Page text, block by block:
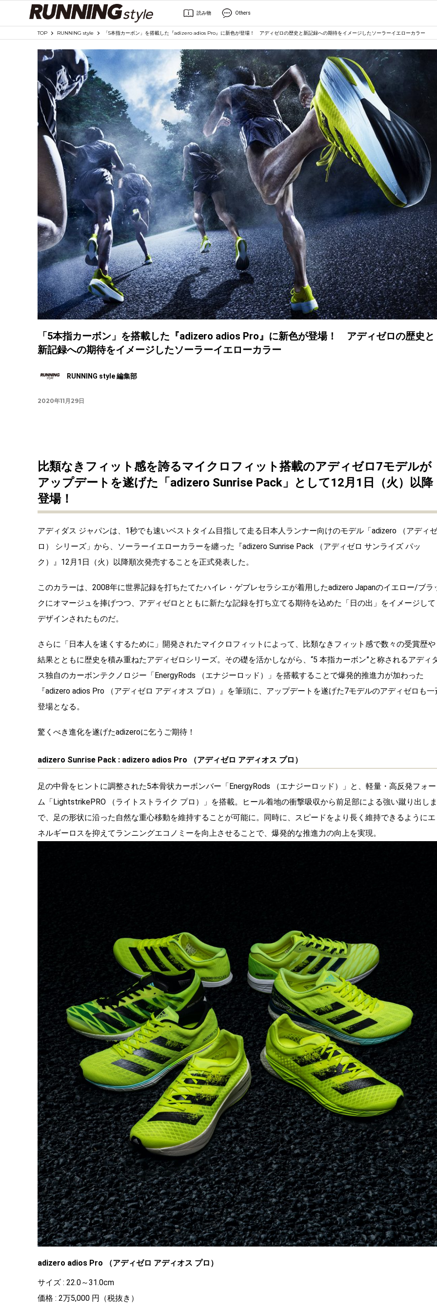
読み物 Others
TOP RUNNING style 「5本指カーボン」を搭載した『adizero adios Pro』に新色が登場！ アディゼロの歴史と新記録への期待をイメージしたソーラーイエローカラー
「5本指カーボン」を搭載した『adizero adios Pro』に新色が登場！ アディゼロの歴史と
新記録への期待をイメージしたソーラーイエローカラー
RUNNING style 編集部
2020年11月29日
比類なきフィット感を誇るマイクロフィット搭載のアディゼロ7モデルが
アップデートを遂げた「adizero Sunrise Pack」として12月1日（火）以降
登場！
アディダス ジャパンは、1秒でも速いベストタイム目指して走る日本人ランナー向けのモデル「adizero （アディゼ
ロ） シリーズ」から、ソーラーイエローカラーを纏った『adizero Sunrise Pack （アディゼロ サンライズ パッ
ク）』12月1日（火）以降順次発売することを正式発表した。
このカラーは、2008年に世界記録を打ちたてたハイレ・ゲブレセラシエが着用したadizero Japanのイエロー/ブラ
クにオマージュを捧げつつ、アディゼロとともに新たな記録を打ち立てる期待を込めた「日の出」をイメージして
デザインされたものだ。
さらに「日本人を速くするために」開発されたマイクロフィットによって、比類なきフィット感で数々の受賞歴や
結果とともに歴史を積み重ねたアディゼロシリーズ。その礎を活かしながら、“5 本指カーボン”と称されるアディ
ス独自のカーボンテクノロジー「EnergyRods （エナジーロッド）」を搭載することで爆発的推進力が加わった
『adizero adios Pro （アディゼロ アディオス プロ）』を筆頭に、アップデートを遂げた7モデルのアディゼロも一
登場となる。
驚くべき進化を遂げたadizeroに乞うご期待！
adizero Sunrise Pack : adizero adios Pro （アディゼロ アディオス プロ）
足の中骨をヒントに調整された5本骨状カーボンバー「EnergyRods （エナジーロッド）」と、軽量・高反発フォー
ム「LightstrikePRO （ライトストライク プロ）」を搭載。ヒール着地の衝撃吸収から前足部による強い蹴り出しま
で、足の形状に沿った自然な重心移動を維持することが可能に。同時に、スピードをより長く維持できるようにエ
ネルギーロスを抑えてランニングエコノミーを向上させることで、爆発的な推進力の向上を実現。
adizero adios Pro （アディゼロ アディオス プロ）
サイズ : 22.0～31.0cm
価格 : 2万5,000 円（税抜き）